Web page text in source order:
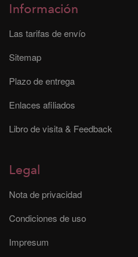
Información
Las tarifas de envío
Sitemap
Plazo de entrega
Enlaces afiliados
Libro de visita & Feedback
Legal
Nota de privacidad
Condiciones de uso
Impresum